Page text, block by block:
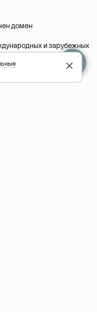
домен
и зарубежных
в разделе «Помощь».